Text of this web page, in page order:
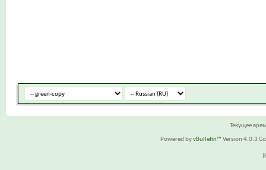
Текущее
Powered byvBulletin™ Version 4.0.3